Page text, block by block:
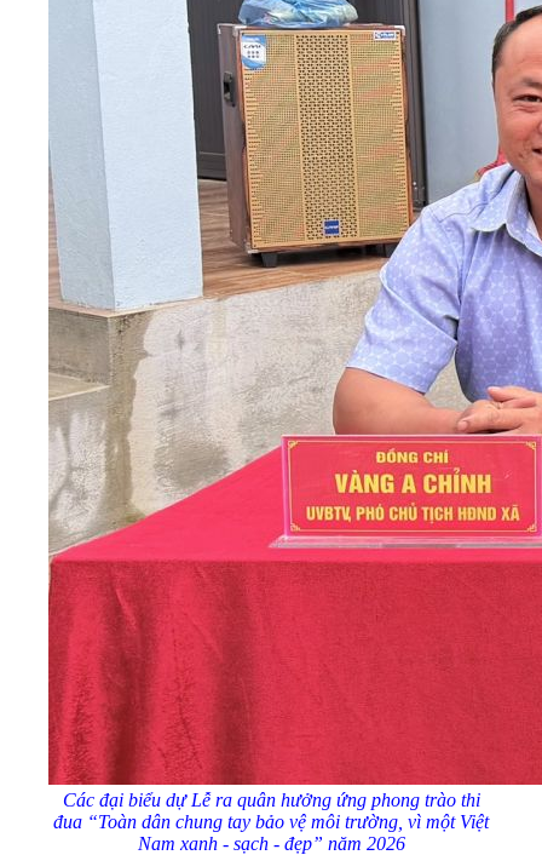
Các đại biểu dự Lễ ra quân hưởng ứng phong trào thi
đua “Toàn dân chung tay bảo vệ môi trường, vì một Việt
Nam xanh - sạch - đẹp” năm 2026